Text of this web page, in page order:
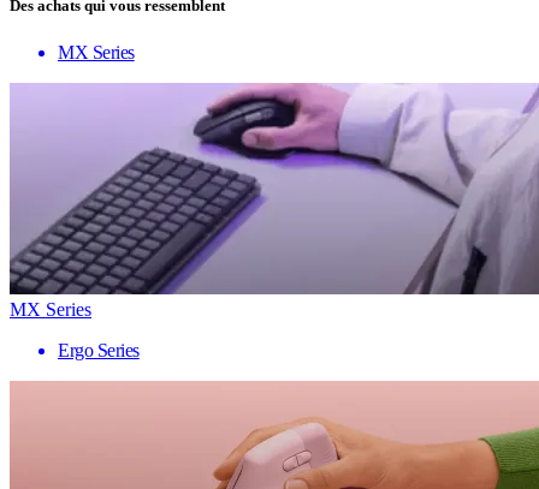
Des achats qui vous ressemblent
MX Series
MX Series
Ergo Series